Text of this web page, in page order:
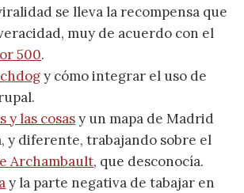
se lleva la recompensa que
muy de acuerdo con el
500.
y cómo integrar el uso de
y las cosasy un mapa de Madrid
y diferente, trabajando sobre el
Archambault, que desconocía.
y la parte negativa de tabajar en